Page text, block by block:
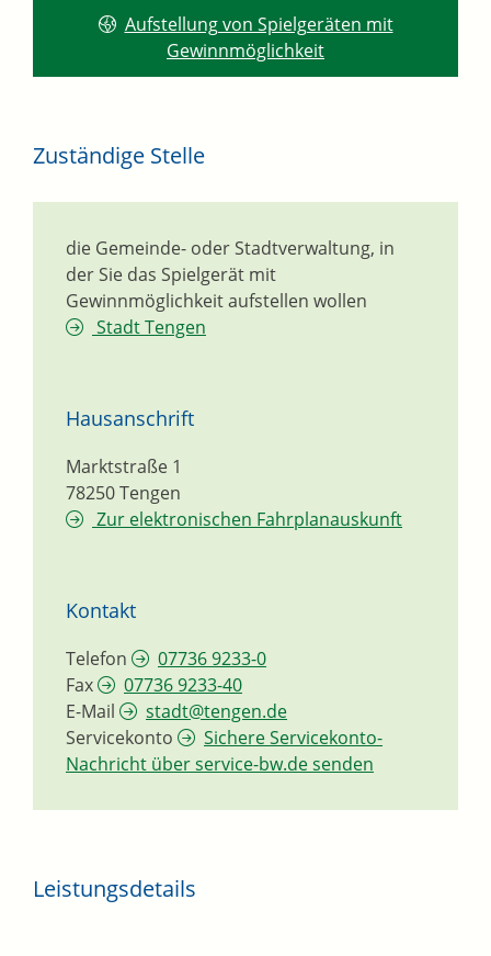
Aufstellung von Spielgeräten mit
Gewinnmöglichkeit
Zuständige Stelle
die Gemeinde- oder Stadtverwaltung, in
der Sie das Spielgerät mit
Gewinnmöglichkeit aufstellen wollen
Stadt Tengen
Hausanschrift
Marktstraße 1
78250Tengen
Zur elektronischen Fahrplanauskunft
Kontakt
Telefon
07736 9233-0
Fax
07736 9233-40
E-Mail
stadt@tengen.de
Servicekonto
Sichere Servicekonto-
Nachricht über service-bw.de senden
Leistungsdetails